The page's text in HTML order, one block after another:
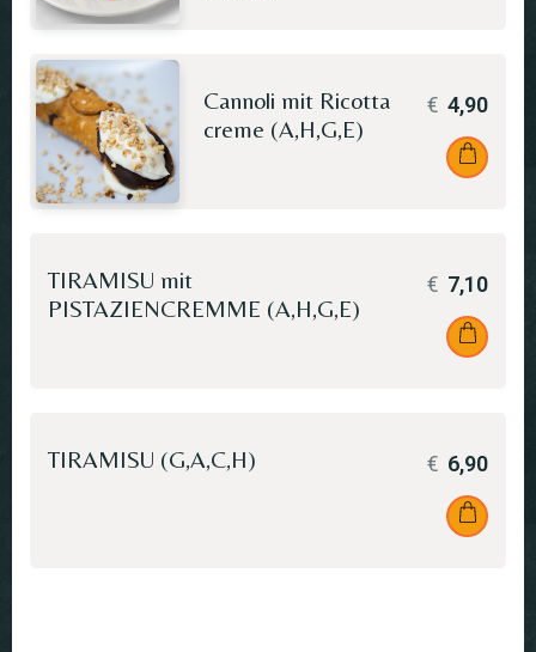
Cannoli mit Ricotta
creme (A,H,G,E)
€ 4,90
TIRAMISU mit
PISTAZIENCREMME (A,H,G,E)
€ 7,10
TIRAMISU (G,A,C,H) € 6,90